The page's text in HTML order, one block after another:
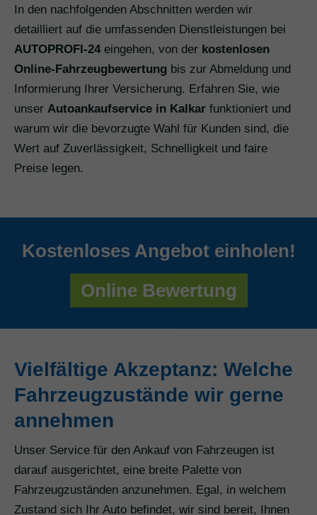
In den nachfolgenden Abschnitten werden wir
detailliert auf die umfassenden Dienstleistungen bei
AUTOPROFI-24eingehen, von der kostenlosen
Online-Fahrzeugbewertung bis zur Abmeldung und
Informierung Ihrer Versicherung. Erfahren Sie, wie
unser Autoankaufservice in Kalkar funktioniert und
warum wir die bevorzugte Wahl für Kunden sind, die
Wert auf Zuverlässigkeit, Schnelligkeit und faire
Preise legen.
Kostenloses Angebot einholen!
Online Bewertung
Vielfältige Akzeptanz: Welche
Fahrzeugzustände wir gerne
annehmen
Unser Service für den Ankauf von Fahrzeugen ist
darauf ausgerichtet, eine breite Palette von
Fahrzeugzuständen anzunehmen. Egal, in welchem
Zustand sich Ihr Auto befindet, wir sind bereit, Ihnen